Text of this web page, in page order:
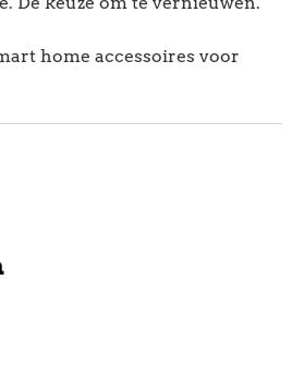
home accessoires voor